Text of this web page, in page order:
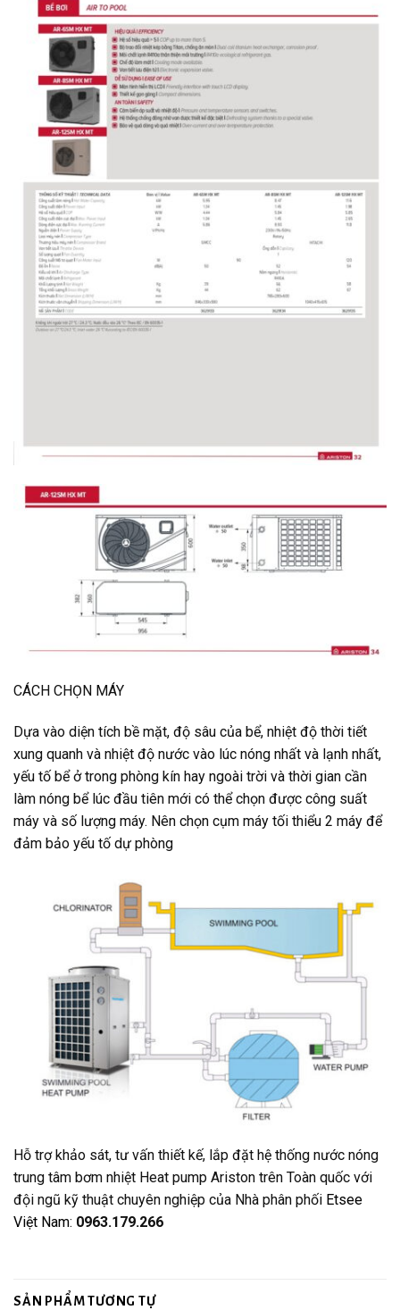
CÁCH CHỌN MÁY
Dựa vào diện tích bề mặt, độ sâu của bể, nhiệt độ thời tiết
xung quanh và nhiệt độ nước vào lúc nóng nhất và lạnh nhất,
yếu tố bể ở trong phòng kín hay ngoài trời và thời gian cần
làm nóng bể lúc đầu tiên mới có thể chọn được công suất
máy và số lượng máy. Nên chọn cụm máy tối thiểu 2 máy để
đảm bảo yếu tố dự phòng
Hỗ trợ khảo sát, tư vấn thiết kế, lắp đặt hệ thống nước nóng
trung tâm bơm nhiệt Heat pump Ariston trên Toàn quốc với
đội ngũ kỹ thuật chuyên nghiệp của Nhà phân phối Etsee
Việt Nam: 0963.179.266
SẢN PHẨM TƯƠNG TỰ